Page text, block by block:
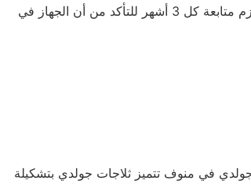
لتأخذوا حقكُم في عروض صيانة الأجهزة المنزلية قبل افتراقهُ منَّا! ستحتاجون إلى كل ما تطلبونه من صيانة وتجديد الجهاز، وإصلاح جميع الأعطال. كما يلزم متابعة كل 3 أشهر للتأكد من أن الجهاز في
جولدي في منوف تتميز ثلاجات جولدي بتشكيلة